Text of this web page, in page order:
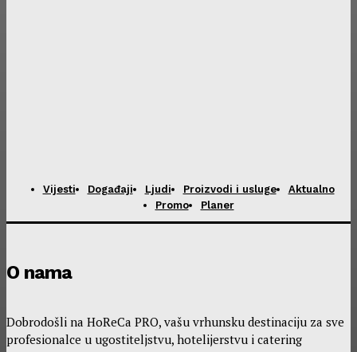
Vijesti Događaji Ljudi Proizvodi i usluge
Aktualno
Promo
Planer
O nama
Dobrodošli na HoReCa PRO, vašu vrhunsku destinaciju za sve
profesionalce u ugostiteljstvu, hotelijerstvu i catering